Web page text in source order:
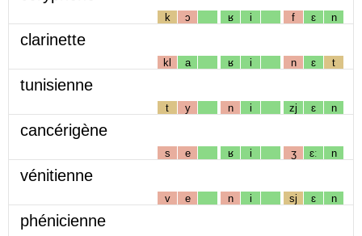
k ɔ ʁ i f ɛ n
clarinette
kl a ʁ i n ɛ t
tunisienne
t y n i zj ɛ n
cancérigène
s e ʁ i ʒ ɛː n
vénitienne
v e n i sj ɛ n
phénicienne